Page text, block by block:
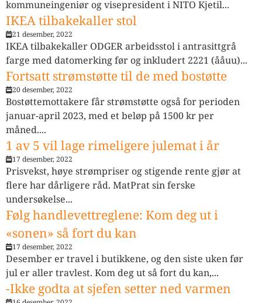
kommuneingeniør og visepresident i NITO Kjetil...
IKEA tilbakekaller stol
21 desember, 2022
IKEA tilbakekaller ODGER arbeidsstol i antrasittgrå
farge med datomerking før og inkludert 2221 (ååuu)...
Fortsatt strømstøtte til de med bostøtte
20 desember, 2022
Bostøttemottakere får strømstøtte også for perioden
januar-april 2023, med et beløp på 1500 kr per
måned....
1 av 5 vil lage rimeligere julemat i år
17 desember, 2022
Prisvekst, høye strømpriser og stigende rente gjør at
flere har dårligere råd. MatPrat sin ferske
undersøkelse...
Følg handlevettreglene: Kom deg ut i
«sonen» så fort du kan
17 desember, 2022
Desember er travel i butikkene, og den siste uken før
jul er aller travlest. Kom deg ut så fort du kan,...
-Ikke godta at sjefen setter ned varmen